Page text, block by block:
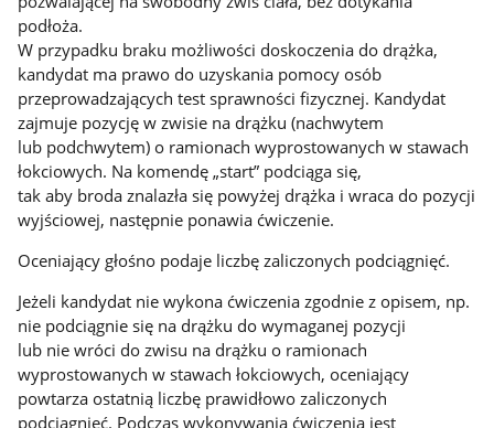
podłoża.
W przypadku braku możliwości doskoczenia do drążka,
kandydat ma prawo do uzyskania pomocy osób
przeprowadzających test sprawności fizycznej. Kandydat
zajmuje pozycję w zwisie na drążku (nachwytem
lub podchwytem) o ramionach wyprostowanych w stawach
łokciowych. Na komendę „start” podciąga się,
tak aby broda znalazła się powyżej drążka i wraca do pozycji
wyjściowej, następnie ponawia ćwiczenie.
Oceniający głośno podaje liczbę zaliczonych podciągnięć.
Jeżeli kandydat nie wykona ćwiczenia zgodnie z opisem, np.
nie podciągnie się na drążku do wymaganej pozycji
lub nie wróci do zwisu na drążku o ramionach
wyprostowanych w stawach łokciowych, oceniający
powtarza ostatnią liczbę prawidłowo zaliczonych
podciągnięć. Podczas wykonywania ćwiczenia jest